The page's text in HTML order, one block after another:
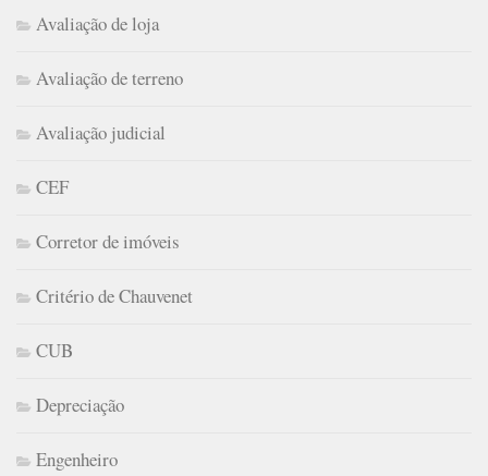
Avaliação de loja
Avaliação de terreno
Avaliação judicial
CEF
Corretor de imóveis
Critério de Chauvenet
CUB
Depreciação
Engenheiro